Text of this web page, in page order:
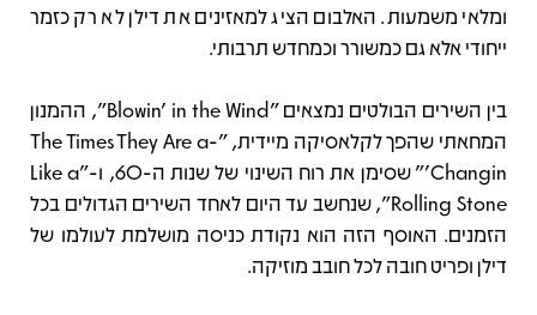
ומלאי משמעות. האלבום הציג למאזינים את דילן לא רק כזמר
ייחודי אלא גם כמשורר וכמחדש תרבותי.
בין השירים הבולטים נמצאים "Blowin' in the Wind", ההמנון
המחאתי שהפך לקלאסיקה מיידית, "The Times They Are a-
Changin’" שסימן את רוח השינוי של שנות ה-60, ו-"Like a
Rolling Stone", שנחשב עד היום לאחד השירים הגדולים בכל
הזמנים. האוסף הזה הוא נקודת כניסה מושלמת לעולמו של
דילן ופריט חובה לכל חובב מוזיקה.